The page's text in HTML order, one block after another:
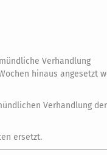
Verhandlung
hinaus angesetzt
Verhandlung der
ersetzt.